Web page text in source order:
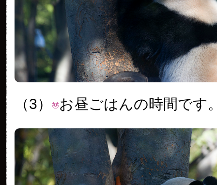
（3） お昼ごはんの時間です